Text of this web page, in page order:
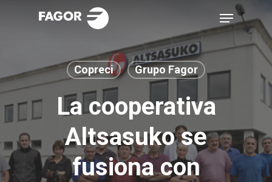
content
Menu
Copreci Grupo Fagor
La cooperativa
Altsasuko se
fusiona con